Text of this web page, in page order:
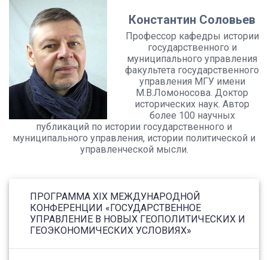
ПРОГРАММА XIX МЕЖДУНАРОДНОЙ
КОНФЕРЕНЦИИ «ГОСУДАРСТВЕННОЕ
УПРАВЛЕНИЕ В НОВЫХ ГЕОПОЛИТИЧЕСКИХ И
ГЕОЭКОНОМИЧЕСКИХ УСЛОВИЯХ»
Константин Соловьев
Профессор кафедры истории
государственного и
муниципального управления
факультета государственного
управления МГУ имени
М.В.Ломоносова. Доктор
исторических наук. Автор
более 100 научных
публикаций по истории государственного и
муниципального управления, истории политической и
управленческой мысли.